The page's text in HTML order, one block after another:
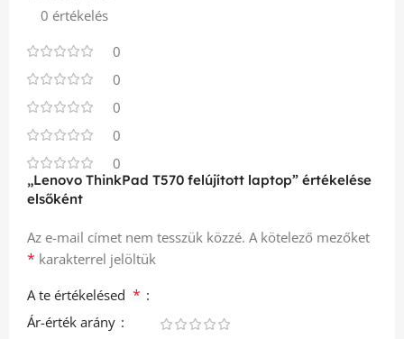
0 értékelés
0
0
0
0
0
„Lenovo ThinkPad T570 felújított laptop” értékelése
elsőként
Az e-mail címet nem tesszük közzé. A kötelező mezőket
* karakterrel jelöltük
A te értékelésed *
Ár-érték arány